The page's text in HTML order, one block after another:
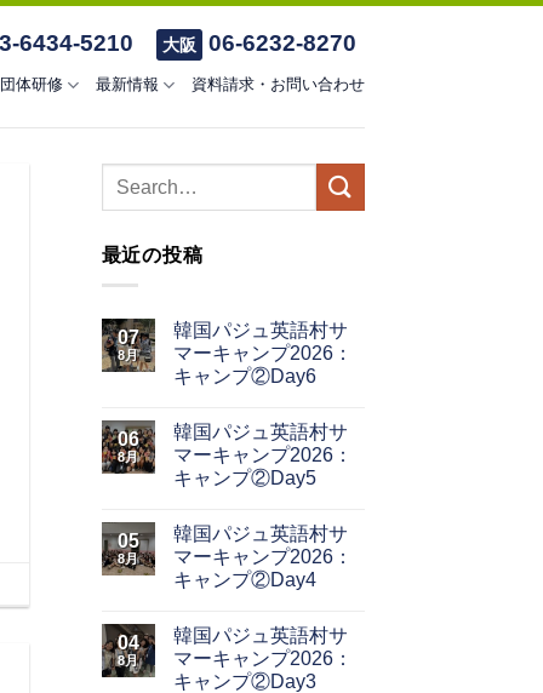
6434-5210 大阪 06-6232-8270
団体研修 最新情報 資料請求・お問い合わせ
最近の投稿
07
8月
韓国パジュ英語村サ
マーキャンプ2026：
キャンプ②Day6
06
8月
韓国パジュ英語村サ
マーキャンプ2026：
キャンプ②Day5
05
8月
韓国パジュ英語村サ
マーキャンプ2026：
キャンプ②Day4
04
8月
韓国パジュ英語村サ
マーキャンプ2026：
キャンプ②Day3